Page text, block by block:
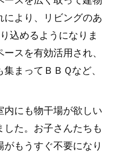
より、リビングのあ
込めるようになりま
スを有効活用され、
まってＢＢＱなど、
にも物干場が欲しい
た。お子さんたちも
もうすぐ不要になり